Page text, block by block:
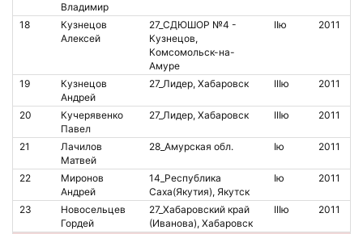
Владимир
18
Кузнецов
Алексей
27_СДЮШОР №4 -
Кузнецов,
Комсомольск-на-
Амуре
IIю 2011
19
Кузнецов
Андрей
27_Лидер, Хабаровск IIIю 2011
20
Кучерявенко
Павел
27_Лидер, Хабаровск IIIю 2011
21
Лачилов
Матвей
28_Амурская обл. Iю 2011
22
Миронов
Андрей
14_Республика
Саха(Якутия), Якутск
Iю 2011
23
Новосельцев
Гордей
27_Хабаровский край
(Иванова), Хабаровск
IIIю 2011